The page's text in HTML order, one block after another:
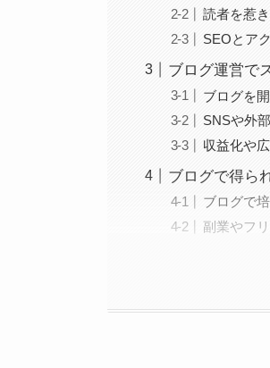
読者を惹
SEOとア
ブログ運営で
ブログを
SNSや外
収益化や
ブログで得ら
ブログで
副業やフ